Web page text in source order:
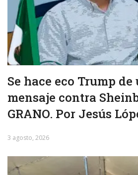
Se hace eco Trump
mensaje contra
GRANO. Por Jesús
3 agosto, 2026